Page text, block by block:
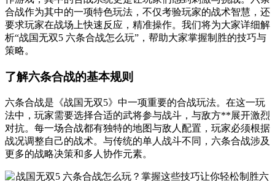
合战作为其中的一项特色玩法，不仅考验玩家的战术智慧，还
要求玩家在战场上快速反应，精准操作。我们将为大家详细解
析“战国无双5 六条合战怎么玩”，帮助大家掌握制胜的技巧与
策略。
了解六条合战的基本规则
六条合战是《战国无双5》中一项重要的合战玩法。在这一玩
法中，玩家需要选择合适的武将参与战斗，与敌方**展开激烈
对抗。每一场合战都有独特的地图与敌人配置，玩家必须根据
战况调整自己的战术。与传统的单人战斗不同，六条合战涉及
更多的战略决策和多人协作元素。